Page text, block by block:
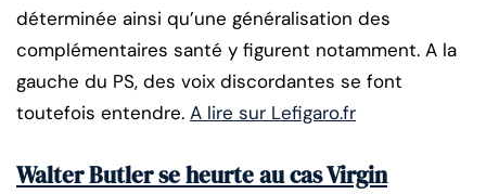
déterminée ainsi qu’une généralisation des
complémentaires santé y figurent notamment. A la
gauche du PS, des voix discordantes se font
toutefois entendre. A lire sur Lefigaro.fr
Walter Butler se heurte au cas Virgin